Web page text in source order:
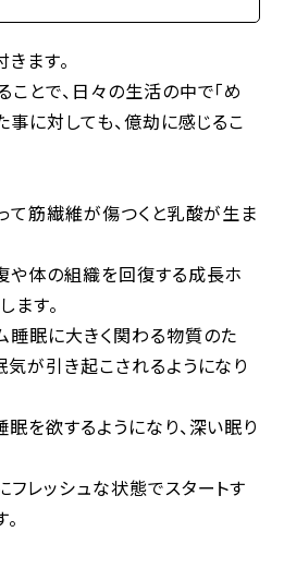
ます。
とで、日々の生活の中で「め
事に対しても、億劫に感じるこ
て筋繊維が傷つくと乳酸が生ま
や体の組織を回復する成長ホ
す。
睡眠に大きく関わる物質のた
が引き起こされるようになり
を欲するようになり、深い眠り
レッシュな状態でスタートす